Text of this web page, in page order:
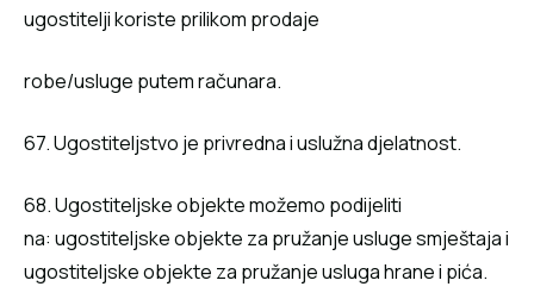
ugostitelji koriste prilikom prodaje
robe/usluge putem računara.
67. Ugostiteljstvo je privredna i uslužna djelatnost.
68. Ugostiteljske objekte možemo podijeliti
na: ugostiteljske objekte za pružanje usluge smještaja i
ugostiteljske objekte za pružanje usluga hrane i pića.